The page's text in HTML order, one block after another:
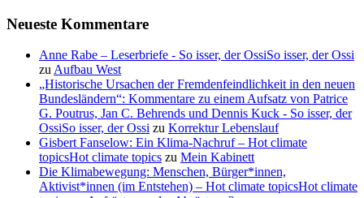
Neueste Kommentare
Anne Rabe – Leserbriefe - So isser, der OssiSo isser, der Ossi
zu Aufbau West
„Historische Ursachen der Fremdenfeindlichkeit in den neuen
Bundesländern“: Kommentare zu einem Aufsatz von Patrice
G. Poutrus, Jan C. Behrends und Dennis Kuck - So isser, der
OssiSo isser, der Ossi zu Korrektur Lebenslauf
Gisbert Fanselow: Ein Klima-Nachruf – Hot climate
topicsHot climate topics zu Mein Kabinett
Die Klimabewegung: Menschen, Bürger*innen,
Aktivist*innen (im Entstehen) – Hot climate topicsHot climate